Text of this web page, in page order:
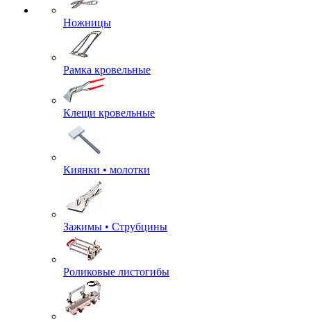
Ножницы
Рамка кровельные
Клещи кровельные
Киянки • молотки
Зажимы • Струбцины
Роликовые листогибы